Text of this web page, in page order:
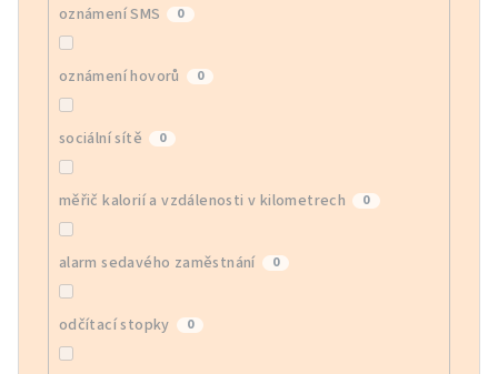
oznámení SMS 0
oznámení hovorů 0
sociální sítě 0
měřič kalorií a vzdálenosti v kilometrech 0
alarm sedavého zaměstnání 0
odčítací stopky 0